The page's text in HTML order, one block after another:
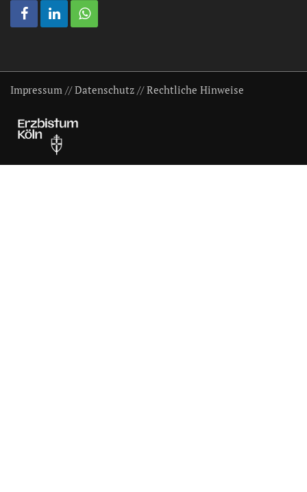
Impressum //Datenschutz //Rechtliche Hinweise